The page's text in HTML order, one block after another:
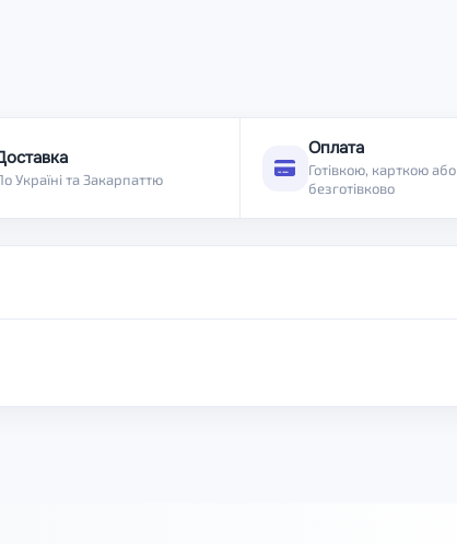
Україні та Закарпаттю
Оплата
Готівкою, карткою або
безготівково